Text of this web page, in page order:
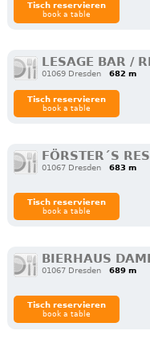
Tisch reservieren
book a table
LESAGE BAR /
01069 Dresden 682 m
Tisch reservieren
book a table
FÖRSTER´S
01067 Dresden
683 m
Tisch reservieren
book a table
BIERHAUS
01067 Dresden
689 m
Tisch reservieren
book a table